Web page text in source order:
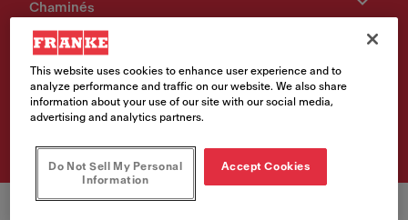
Chaminés
Exaustor FBI 705 XS HCS
FRANKE
Número de artigo
305.0599.510
This website uses cookies to enhance user experience and to
analyze performance and traffic on our website. We also share
information about your use of our site with our social media,
advertising and analytics partners.
Do Not Sell My Personal
Information
Accept Cookies